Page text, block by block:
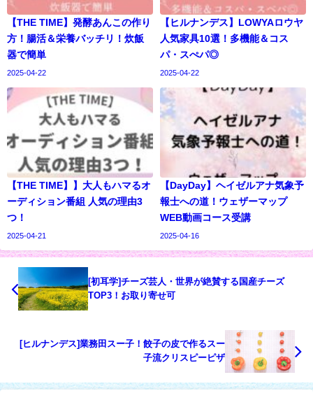
【THE TIME】発酵あんこの作り
方！腸活＆栄養バッチリ！炊飯
器で簡単
2025-04-22
【ヒルナンデス】LOWYAロウヤ
人気家具10選！多機能＆コス
パ・スぺパ◎
2025-04-22
【THE TIME】】大人もハマるオ
ーディション番組 人気の理由3
つ！
2025-04-21
【DayDay】ヘイゼルアナ気象予
報士への道！ウェザーマップ
WEB動画コース受講
2025-04-16
[初耳学]チーズ芸人・世界が絶賛する国産チーズ
TOP3！お取り寄せ可
[ヒルナンデス]業務田スー子！餃子の皮で作るスー
子流クリスピーピザ